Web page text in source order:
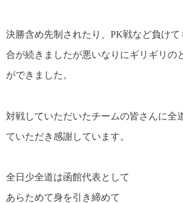
決勝含め先制されたり、PK戦など負け
合が続きましたが悪いなりにギリギリの
ができました。
対戦していただいたチームの皆さんに全
ていただき感謝しています。
全日少全道は函館代表として
あらためて身を引き締めて